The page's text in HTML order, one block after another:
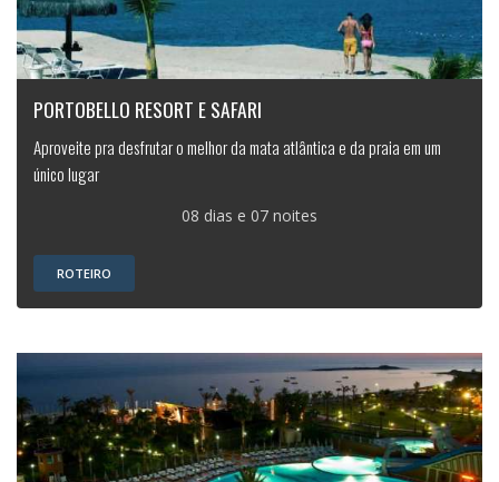
PORTOBELLO RESORT E SAFARI
Aproveite pra desfrutar o melhor da mata atlântica e da praia em um
único lugar
08 dias e 07 noites
ROTEIRO